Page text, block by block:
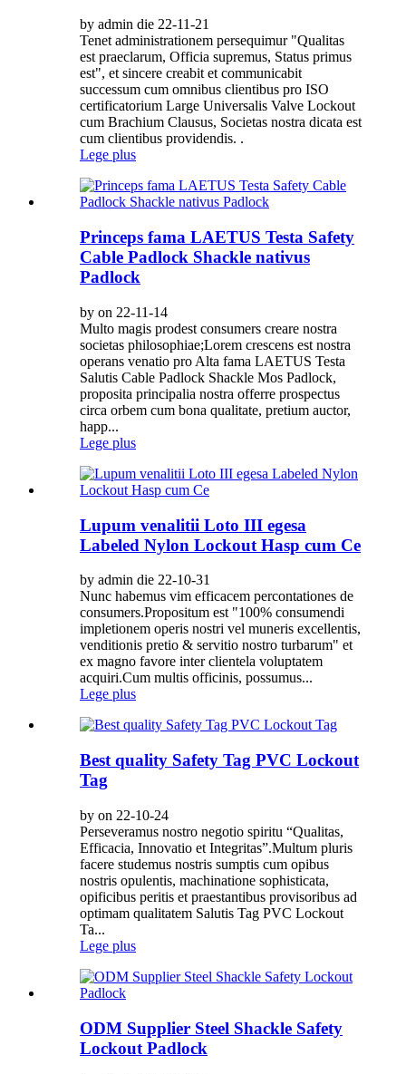
by admin die 22-11-21
Tenet administrationem persequimur "Qualitas
est praeclarum, Officia supremus, Status primus
est", et sincere creabit et communicabit
successum cum omnibus clientibus pro ISO
certificatorium Large Universalis Valve Lockout
cum Brachium Clausus, Societas nostra dicata est
cum clientibus providendis. .
Lege plus
Princeps fama LAETUS Testa Safety
Cable Padlock Shackle nativus
Padlock
by on 22-11-14
Multo magis prodest consumers creare nostra
societas philosophiae;Lorem crescens est nostra
operans venatio pro Alta fama LAETUS Testa
Salutis Cable Padlock Shackle Mos Padlock,
proposita principalia nostra offerre prospectus
circa orbem cum bona qualitate, pretium auctor,
happ...
Lege plus
Lupum venalitii Loto III egesa
Labeled Nylon Lockout Hasp cum Ce
by admin die 22-10-31
Nunc habemus vim efficacem percontationes de
consumers.Propositum est "100% consumendi
impletionem operis nostri vel muneris excellentis,
venditionis pretio & servitio nostro turbarum" et
ex magno favore inter clientela voluptatem
acquiri.Cum multis officinis, possumus...
Lege plus
Best quality Safety Tag PVC Lockout
Tag
by on 22-10-24
Perseveramus nostro negotio spiritu “Qualitas,
Efficacia, Innovatio et Integritas”.Multum pluris
facere studemus nostris sumptis cum opibus
nostris opulentis, machinatione sophisticata,
opificibus peritis et praestantibus provisoribus ad
optimam qualitatem Salutis Tag PVC Lockout
Ta...
Lege plus
ODM Supplier Steel Shackle Safety
Lockout Padlock